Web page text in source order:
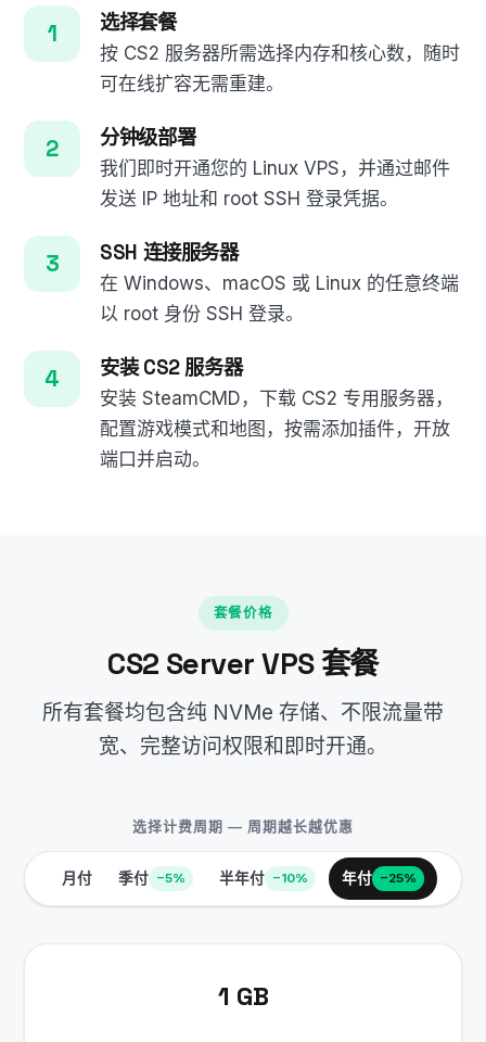
选择套餐
按 CS2 服务器所需选择内存和核心数，随时
可在线扩容无需重建。
分钟级部署
我们即时开通您的 Linux VPS，并通过邮件
发送 IP 地址和 root SSH 登录凭据。
SSH 连接服务器
在 Windows、macOS 或 Linux 的任意终端
以 root 身份 SSH 登录。
安装 CS2 服务器
安装 SteamCMD，下载 CS2 专用服务器，
配置游戏模式和地图，按需添加插件，开放
端口并启动。
套餐价格
CS2 Server VPS 套餐
所有套餐均包含纯 NVMe 存储、不限流量带
宽、完整访问权限和即时开通。
选择计费周期 — 周期越长越优惠
月付 季付 −5% 半年付 −10% 年付 −25%
1 GB